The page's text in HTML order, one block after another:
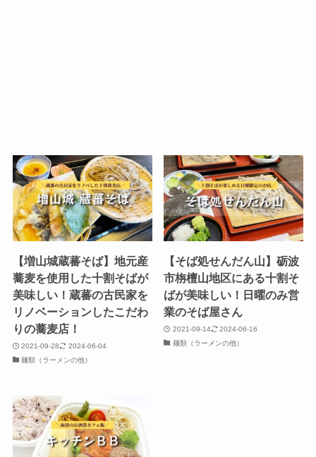
【増山城蔵蕃そば】地元産
蕎麦を使用した十割そばが
美味しい！蔵蕃の古民家を
リノベーションしたこだわ
りの蕎麦店！
2021-09-28
2024-06-04
麺類（ラーメンの他）
【そば処せんだん山】砺波
市栴檀山地区にある十割そ
ばが美味しい！日曜のみ営
業のそば屋さん
2021-09-14
2024-06-16
麺類（ラーメンの他）